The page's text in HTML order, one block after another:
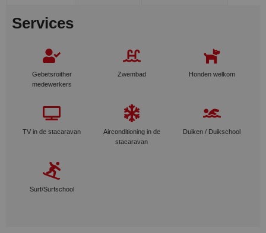
Services
Gebetsroither
medewerkers
Zwembad Honden welkom
TV in de stacaravan
Airconditioning in de
stacaravan
Duiken / Duikschool
Surf/Surfschool